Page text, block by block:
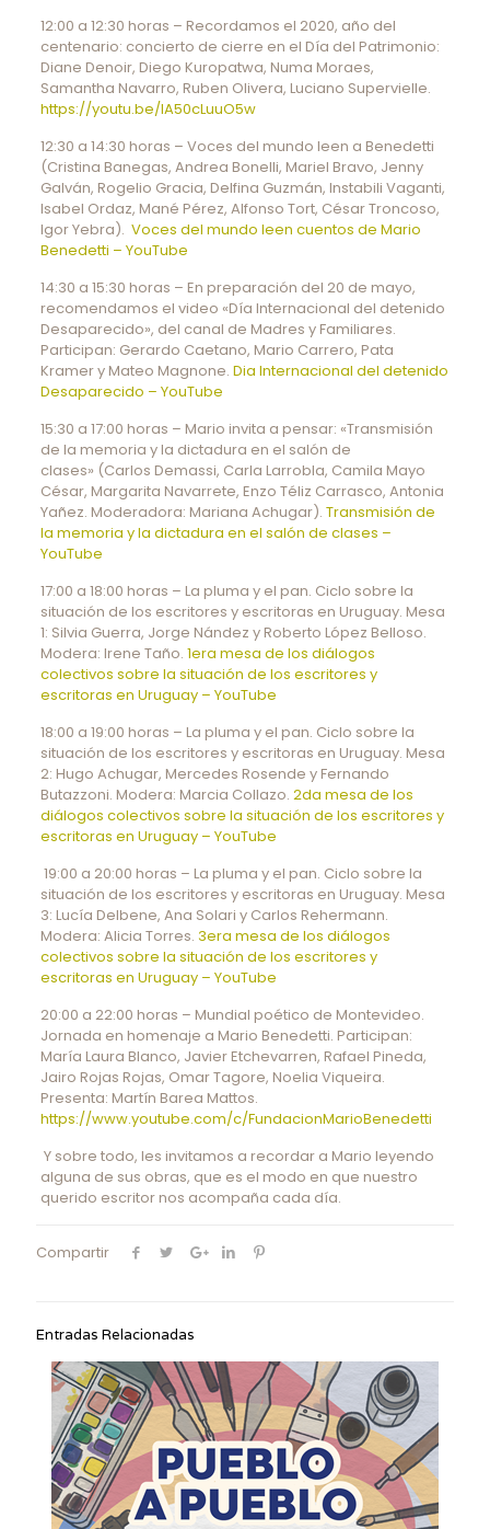
12:00 a 12:30 horas – Recordamos el 2020, año del
centenario: concierto de cierre en el Día del Patrimonio:
Diane Denoir, Diego Kuropatwa, Numa Moraes,
Samantha Navarro, Ruben Olivera, Luciano Supervielle.
https://youtu.be/lA50cLuuO5w
12:30 a 14:30 horas – Voces del mundo leen a Benedetti
(Cristina Banegas, Andrea Bonelli, Mariel Bravo, Jenny
Galván, Rogelio Gracia, Delfina Guzmán, Instabili Vaganti,
Isabel Ordaz, Mané Pérez, Alfonso Tort, César Troncoso,
Igor Yebra). Voces del mundo leen cuentos de Mario
Benedetti – YouTube
14:30 a 15:30 horas – En preparación del 20 de mayo,
recomendamos el video «Día Internacional del detenido
Desaparecido», del canal de Madres y Familiares.
Participan: Gerardo Caetano, Mario Carrero, Pata
Kramer y Mateo Magnone. Dia Internacional del detenido
Desaparecido – YouTube
15:30 a 17:00 horas – Mario invita a pensar: «Transmisión
de la memoria y la dictadura en el salón de
clases» (Carlos Demassi, Carla Larrobla, Camila Mayo
César, Margarita Navarrete, Enzo Téliz Carrasco, Antonia
Yañez. Moderadora: Mariana Achugar). Transmisión de
la memoria y la dictadura en el salón de clases –
YouTube
17:00 a 18:00 horas – La pluma y el pan. Ciclo sobre la
situación de los escritores y escritoras en Uruguay. Mesa
1: Silvia Guerra, Jorge Nández y Roberto López Belloso.
Modera: Irene Taño. 1era mesa de los diálogos
colectivos sobre la situación de los escritores y
escritoras en Uruguay – YouTube
18:00 a 19:00 horas – La pluma y el pan. Ciclo sobre la
situación de los escritores y escritoras en Uruguay. Mesa
2: Hugo Achugar, Mercedes Rosende y Fernando
Butazzoni. Modera: Marcia Collazo. 2da mesa de los
diálogos colectivos sobre la situación de los escritores y
escritoras en Uruguay – YouTube
19:00 a 20:00 horas – La pluma y el pan. Ciclo sobre la
situación de los escritores y escritoras en Uruguay. Mesa
3: Lucía Delbene, Ana Solari y Carlos Rehermann.
Modera: Alicia Torres. 3era mesa de los diálogos
colectivos sobre la situación de los escritores y
escritoras en Uruguay – YouTube
20:00 a 22:00 horas – Mundial poético de Montevideo.
Jornada en homenaje a Mario Benedetti. Participan:
María Laura Blanco, Javier Etchevarren, Rafael Pineda,
Jairo Rojas Rojas, Omar Tagore, Noelia Viqueira.
Presenta: Martín Barea Mattos.
https://www.youtube.com/c/FundacionMarioBenedetti
Y sobre todo, les invitamos a recordar a Mario leyendo
alguna de sus obras, que es el modo en que nuestro
querido escritor nos acompaña cada día.
Compartir
Entradas Relacionadas